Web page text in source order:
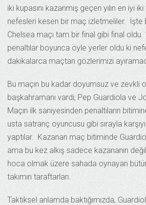
iki kupasını kazanmış geçen yılın en iyi iki
nefesleri kesen bir maç izletmeliler. İşte
Chelsea maçı tam bir final gibi final
penaltılar boyunca öyle yerler oldu ki
dakikalarca maçtan gözlerimizi
Bu maçın bu kadar doyumsuz ve zevkli
başkahramanı vardı; Pep Guardiola ve
Maçın ilk saniyesinden penaltıların
usta satranç oyuncusu gibi sırayla
yaptılar. Kazanan maç bitiminde
ama bu kez alkış sadece kazananın
hoca olmak üzere sahada oynayan
takımın taraftarları.
Taktiksel anlamda baktığımızda,